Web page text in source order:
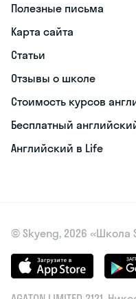
Полезные письма
Карта сайта
Статьи
Отзывы о школе
Стоимость курсов
Бесплатный
Английский в Life
© Skyeng, 2026 «Школа